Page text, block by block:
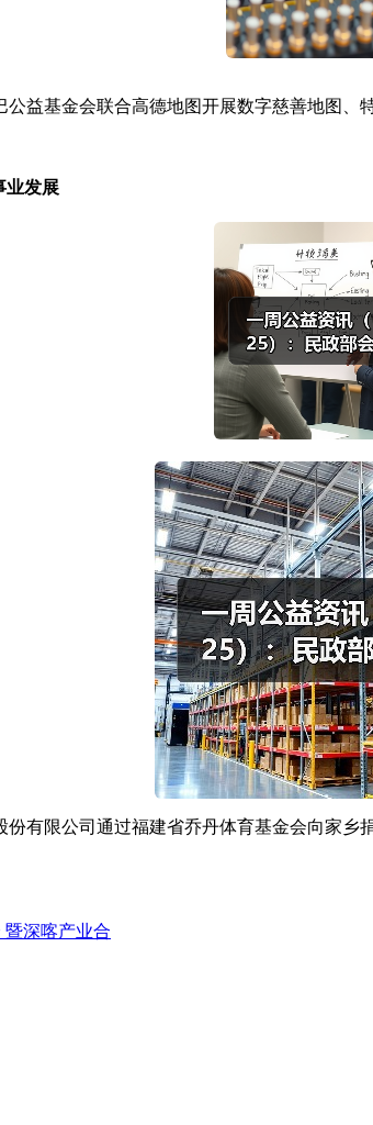
基金会联合高德地图开展数字慈善地图、
业发展
有限公司通过福建省乔丹体育基金会向家乡
暨深喀产业合